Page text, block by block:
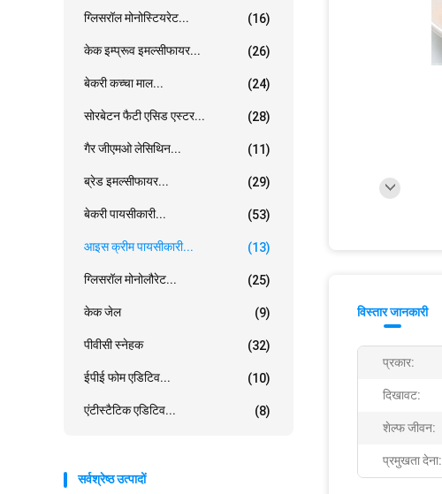
ग्लिसरॉल मोनोस्टियरेट... (16)
केक इम्प्रूव इमल्सीफायर... (26)
बेकरी कच्चा माल... (24)
सोरबेटन फैटी एसिड एस्टर... (28)
गैर जीएमओ लेसिथिन... (11)
ब्रेड इमल्सीफायर... (29)
बेकरी पायसीकारी... (53)
आइस क्रीम पायसीकारी... (13)
ग्लिसरॉल मोनोलौरेट... (25)
केक जेल (9)
पीवीसी स्नेहक (32)
ईपीई फोम एडिटिव... (10)
एंटीस्टैटिक एडिटिव... (8)
सर्वश्रेष्ठ उत्पादों
विस्तार जानकारी
प्रकार:
दिखावट:
शेल्फ जीवन:
प्रमुखता देना: